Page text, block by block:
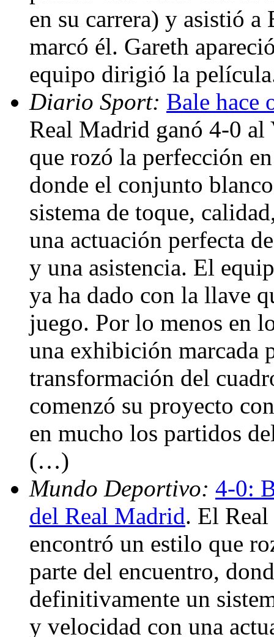
en su carrera) y asistió
marcó él. Gareth
equipo dirigió la
Diario Sport: Bale hace
Real Madrid ganó 4-0
que rozó la perfección
donde el conjunto
sistema de toque,
una actuación perfecta
y una asistencia. El
ya ha dado con la llave
juego. Por lo menos en
una exhibición marcada
transformación del
comenzó su proyecto
en mucho los partidos
(…)
Mundo Deportivo: 4-0:
del Real Madrid. El
encontró un estilo que
parte del encuentro,
definitivamente un
y velocidad con una